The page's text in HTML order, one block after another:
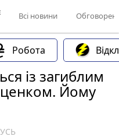
Всі новини
Робота
із загиблим
Йому